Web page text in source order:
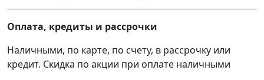
Оплата, кредиты и рассрочки
Наличными, по карте, по счету, в рассрочку или
кредит. Скидка по акции при оплате наличными